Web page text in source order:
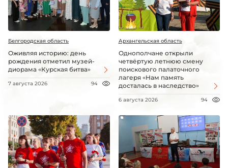
Белгородская область
Оживляя историю: день
рождения отметил музей-
диорама «Курская битва»
7 августа 2026 94
Архангельская область
Однополчане открыли
четвёртую летнюю смену
поискового палаточного
лагеря «Нам память
досталась в наследство»
6 августа 2026 94